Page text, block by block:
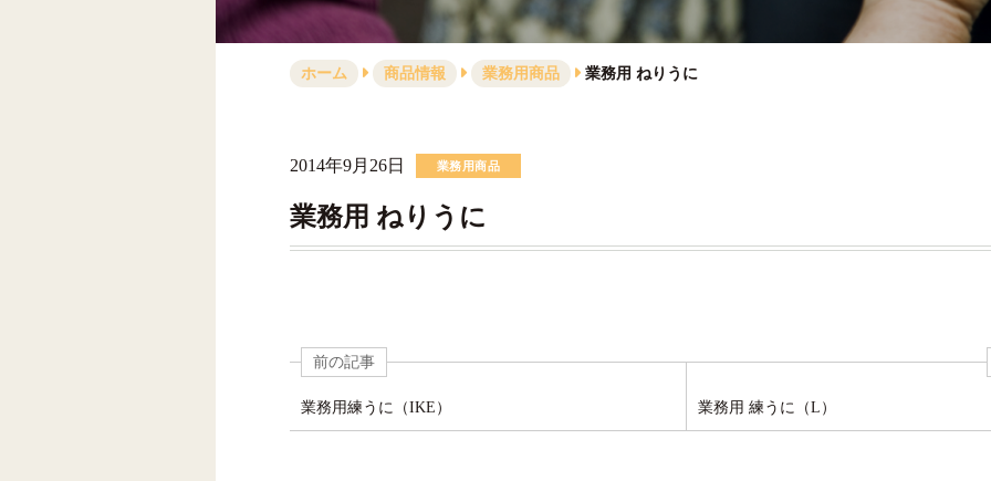
ホーム 商品情報 業務用商品 業務用 ねりうに
2014年9月26日 業務用商品
業務用 ねりうに
前の記事
業務用練うに（IKE） 業務用 練うに（L）